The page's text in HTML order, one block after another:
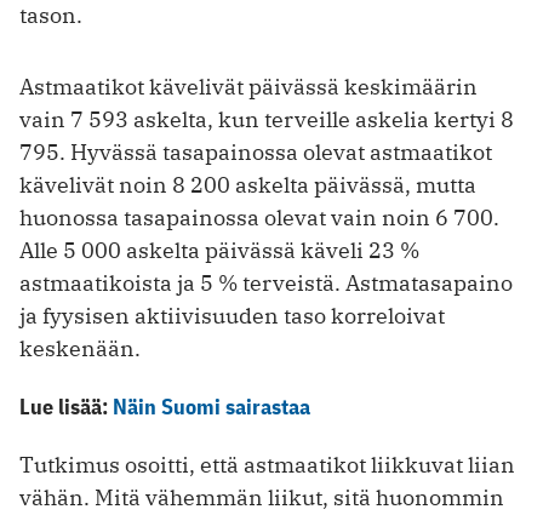
tason.
Astmaatikot kävelivät päivässä keskimäärin
vain 7 593 askelta, kun terveille askelia kertyi 8
795. Hyvässä tasapainossa olevat astmaatikot
kävelivät noin 8 200 askelta päivässä, mutta
huonossa tasapainossa olevat vain noin 6 700.
Alle 5 000 askelta päivässä käveli 23 %
astmaatikoista ja 5 % terveistä. Astmatasapaino
ja fyysisen aktiivisuuden taso korreloivat
keskenään.
Lue lisää: Näin Suomi sairastaa
Tutkimus osoitti, että astmaatikot liikkuvat liian
vähän. Mitä vähemmän liikut, sitä huonommin